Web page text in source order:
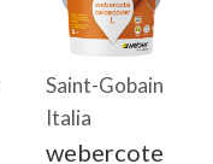
Saint-Gobain
Italia
webercote